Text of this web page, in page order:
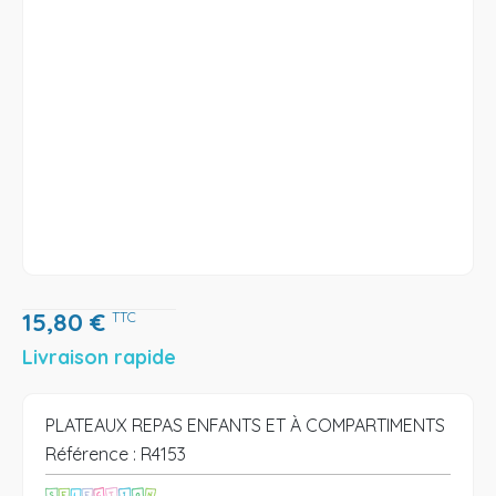
15,80 € TTC
Livraison rapide
PLATEAUX REPAS ENFANTS ET À COMPARTIMENTS
Référence : R4153